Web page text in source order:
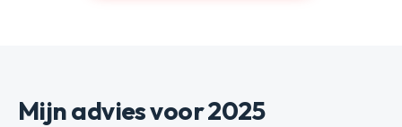
Mijn advies voor 2025